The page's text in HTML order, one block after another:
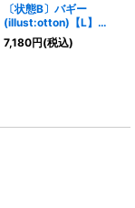
〔状態B〕バギー
(illust:otton)【L】
{OP09-042}
7,180円(税込)